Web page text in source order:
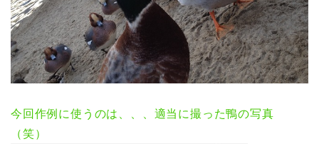
今回作例に使うのは、、、適当に撮った鴨の写真
（笑）